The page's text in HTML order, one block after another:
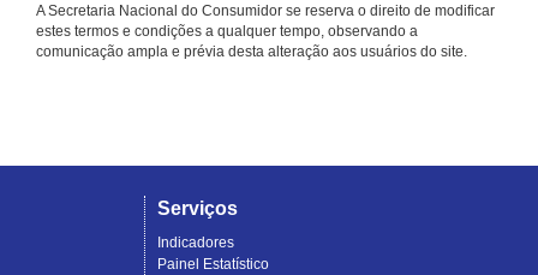
A Secretaria Nacional do Consumidor se reserva o direito de modificar
estes termos e condições a qualquer tempo, observando a
comunicação ampla e prévia desta alteração aos usuários do site.
Serviços
Indicadores
Painel Estatístico